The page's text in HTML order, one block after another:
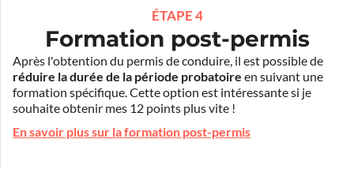
ÉTAPE 4
Formation post-permis
Après l'obtention du permis de conduire, il est possible de
réduire la durée de la période probatoire en suivant une
formation spécifique. Cette option est intéressante si je
souhaite obtenir mes 12 points plus vite !
En savoir plus sur la formation post-permis